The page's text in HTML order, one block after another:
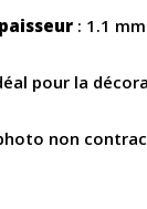
: 1.1 mm
pour la
non